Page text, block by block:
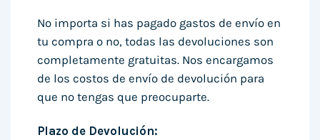
No importa si has pagado gastos de envío en
tu compra o no, todas las devoluciones son
completamente gratuitas. Nos encargamos
de los costos de envío de devolución para
que no tengas que preocuparte.
Plazo de Devolución: